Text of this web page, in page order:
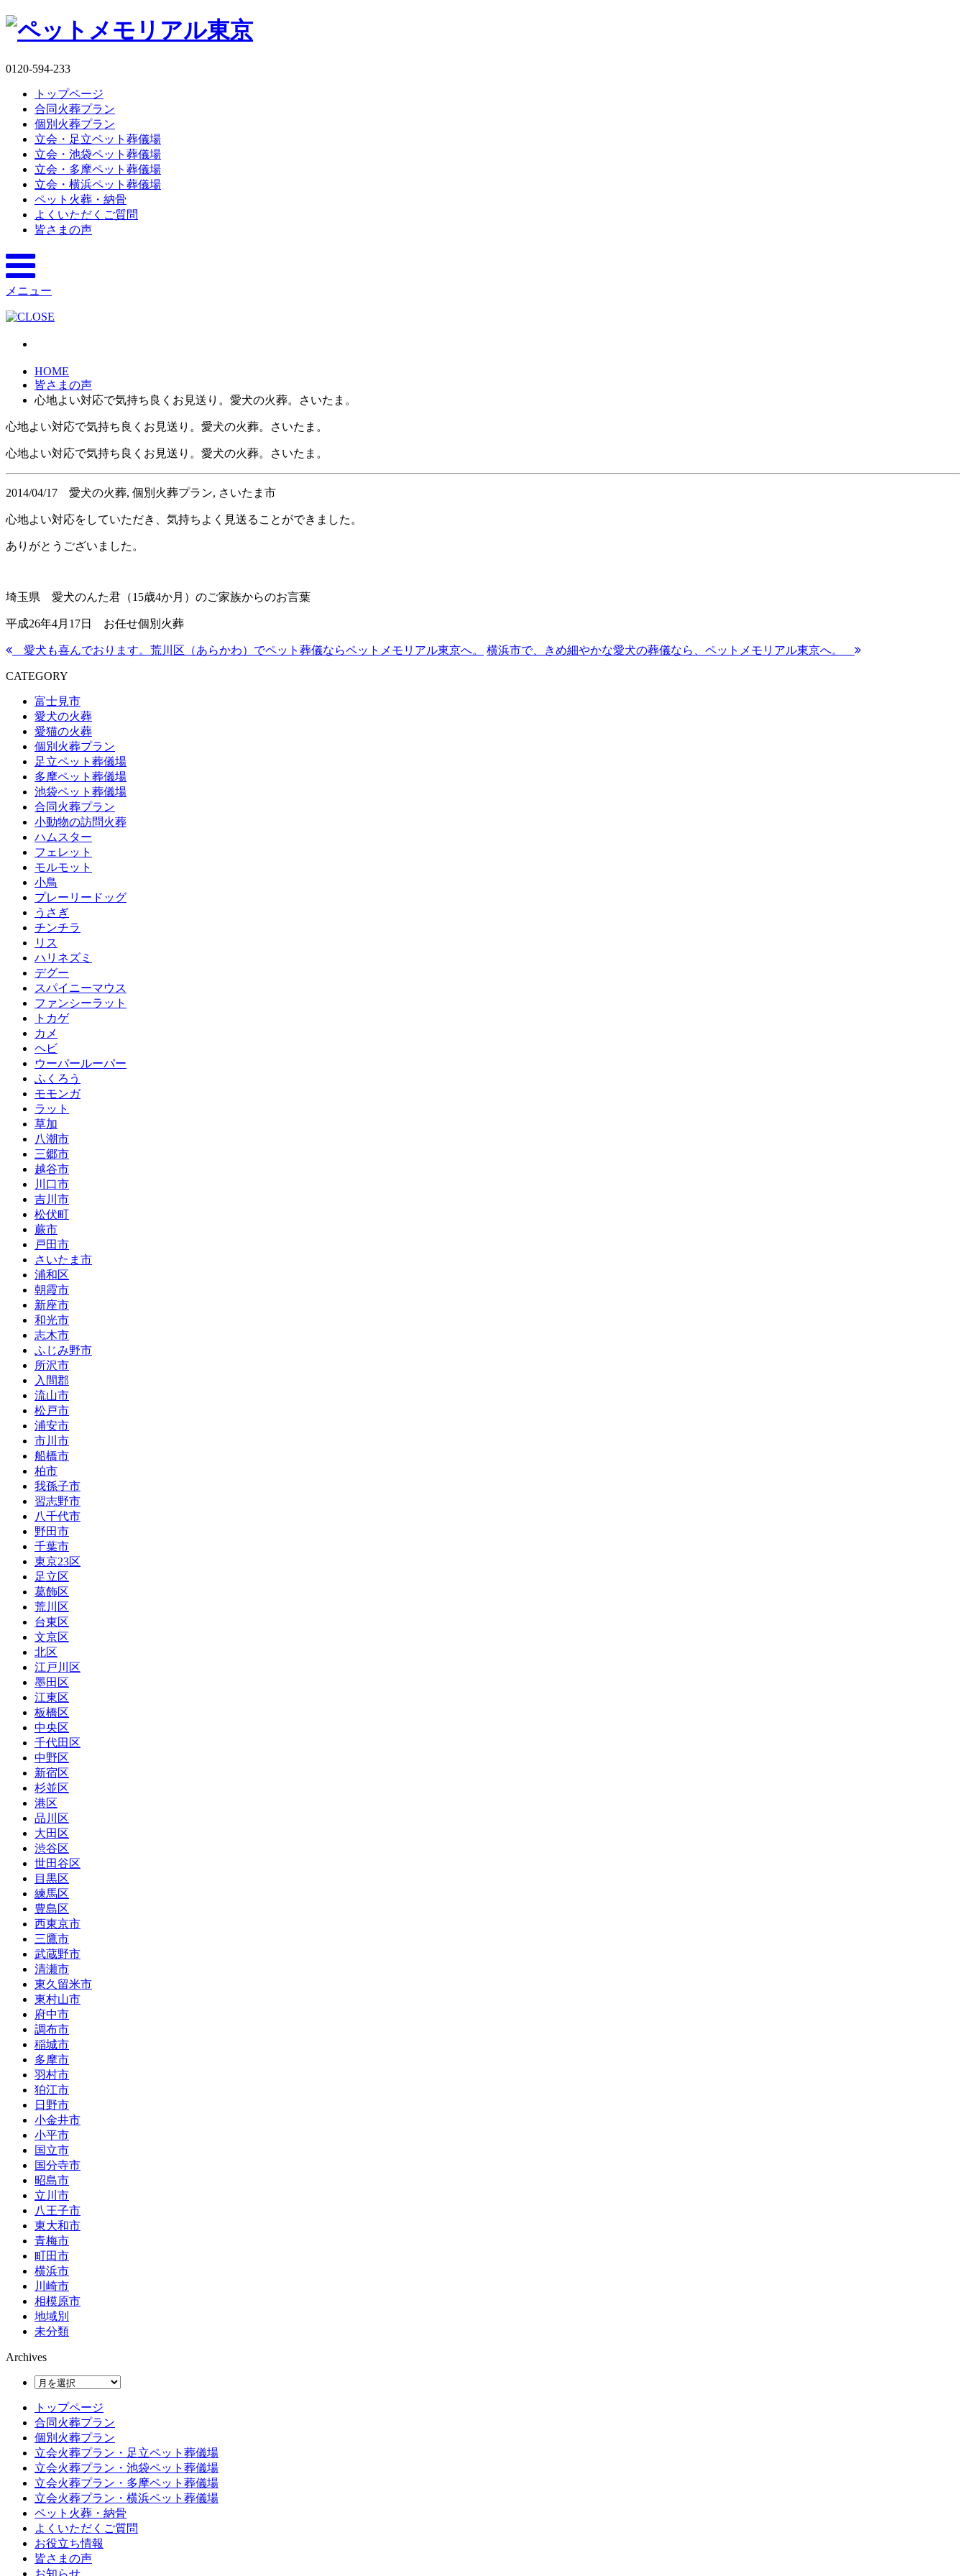
0120-594-233
トップページ
合同火葬プラン
個別火葬プラン
立会・足立ペット葬儀場
立会・池袋ペット葬儀場
立会・多摩ペット葬儀場
立会・横浜ペット葬儀場
ペット火葬・納骨
よくいただくご質問
皆さまの声
メニュー
HOME
皆さまの声
心地よい対応で気持ち良くお見送り。愛犬の火葬。さいたま。
心地よい対応で気持ち良くお見送り。愛犬の火葬。さいたま。
心地よい対応で気持ち良くお見送り。愛犬の火葬。さいたま。
2014/04/17 愛犬の火葬, 個別火葬プラン, さいたま市
心地よい対応をしていただき、気持ちよく見送ることができました。
ありがとうございました。
埼玉県 愛犬のんた君（15歳4か月）のご家族からのお言葉
平成26年4月17日 お任せ個別火葬
愛犬も喜んでおります。荒川区（あらかわ）でペット葬儀ならペットメモリアル東京へ。 横浜市で、きめ細やかな愛犬の葬儀なら、ペットメモリアル東京へ。
CATEGORY
富士見市
愛犬の火葬
愛猫の火葬
個別火葬プラン
足立ペット葬儀場
多摩ペット葬儀場
池袋ペット葬儀場
合同火葬プラン
小動物の訪問火葬
ハムスター
フェレット
モルモット
小鳥
プレーリードッグ
うさぎ
チンチラ
リス
ハリネズミ
デグー
スパイニーマウス
ファンシーラット
トカゲ
カメ
ヘビ
ウーパールーパー
ふくろう
モモンガ
ラット
草加
八潮市
三郷市
越谷市
川口市
吉川市
松伏町
蕨市
戸田市
さいたま市
浦和区
朝霞市
新座市
和光市
志木市
ふじみ野市
所沢市
入間郡
流山市
松戸市
浦安市
市川市
船橋市
柏市
我孫子市
習志野市
八千代市
野田市
千葉市
東京23区
足立区
葛飾区
荒川区
台東区
文京区
北区
江戸川区
墨田区
江東区
板橋区
中央区
千代田区
中野区
新宿区
杉並区
港区
品川区
大田区
渋谷区
世田谷区
目黒区
練馬区
豊島区
西東京市
三鷹市
武蔵野市
清瀬市
東久留米市
東村山市
府中市
調布市
稲城市
多摩市
羽村市
狛江市
日野市
小金井市
小平市
国立市
国分寺市
昭島市
立川市
八王子市
東大和市
青梅市
町田市
横浜市
川崎市
相模原市
地域別
未分類
Archives
トップページ
合同火葬プラン
個別火葬プラン
立会火葬プラン・足立ペット葬儀場
立会火葬プラン・池袋ペット葬儀場
立会火葬プラン・多摩ペット葬儀場
立会火葬プラン・横浜ペット葬儀場
ペット火葬・納骨
よくいただくご質問
お役立ち情報
皆さまの声
お知らせ